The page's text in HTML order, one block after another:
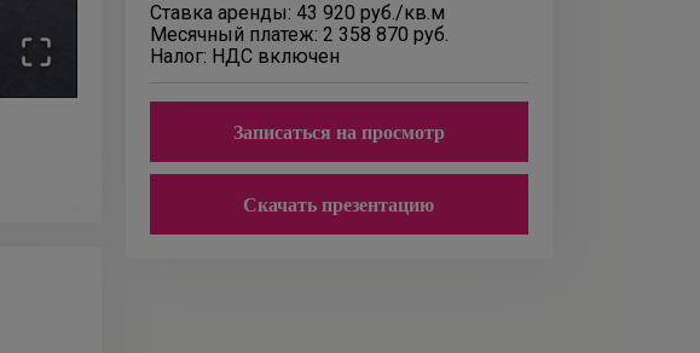
Ставка аренды: 43 920 руб./кв.м
Месячный платеж: 2 358 870 руб.
Налог: НДС включен
Записаться на просмотр
Скачать презентацию